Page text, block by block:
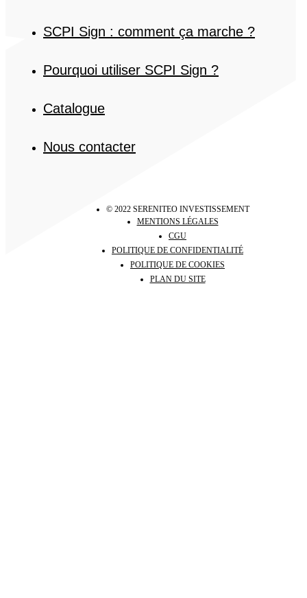
SCPI Sign : comment ça marche ?
Pourquoi utiliser SCPI Sign ?
Catalogue
Nous contacter
© 2022 SERENITEO INVESTISSEMENT
MENTIONS LÉGALES
CGU
POLITIQUE DE CONFIDENTIALITÉ
POLITIQUE DE COOKIES
PLAN DU SITE